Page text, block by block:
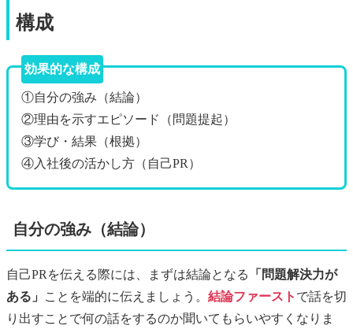
構成
効果的な構成
①自分の強み（結論）
②理由を示すエピソード（問題提起）
③学び・結果（根拠）
④入社後の活かし方（自己PR）
自分の強み（結論）
自己PRを伝える際には、まずは結論となる
「問題解決力が
ある」
ことを端的に伝えましょう。 結論ファースト で話を切
り出すことで何の話をするのか聞いてもらいやすくなりま